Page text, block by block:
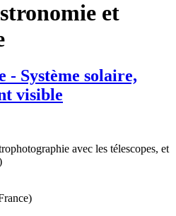
et
- Système solaire,
visible
avec les télescopes, et